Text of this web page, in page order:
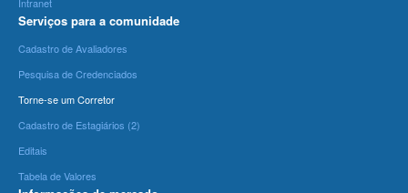
Serviços para a comunidade
Cadastro de Avaliadores
Pesquisa de Credenciados
Torne-se um Corretor
Cadastro de Estagiários (2)
Editais
Tabela de Valores